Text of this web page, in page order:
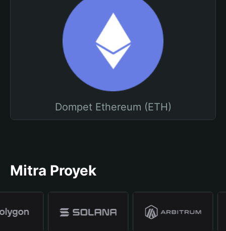
Dompet Ethereum (ETH)
Mitra Proyek